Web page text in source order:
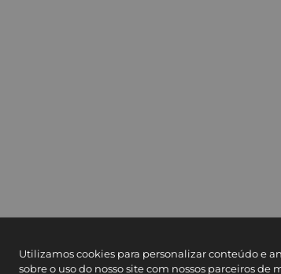
Utilizamos cookies para personalizar conteúdo e
sobre o uso do nosso site com nossos parceiros